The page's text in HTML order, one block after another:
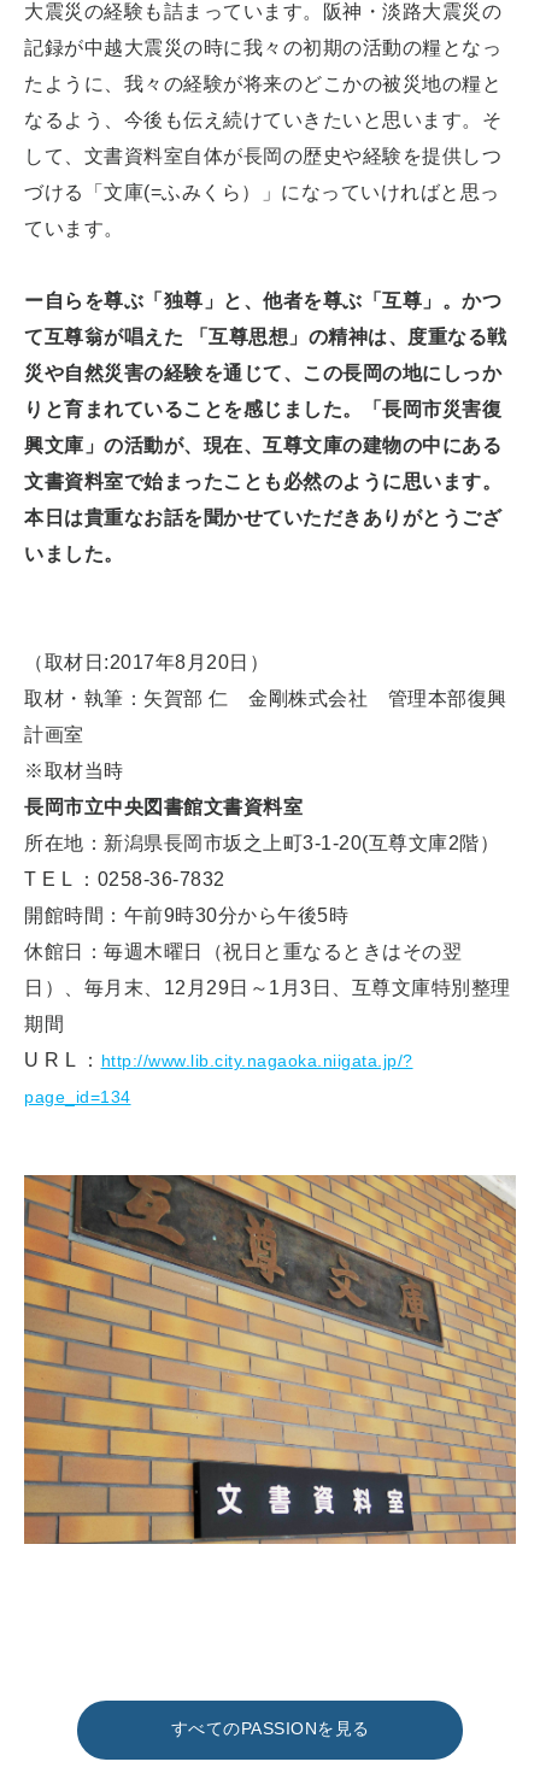
大震災の経験も詰まっています。阪神・淡路大震災の
記録が中越大震災の時に我々の初期の活動の糧となっ
たように、我々の経験が将来のどこかの被災地の糧と
なるよう、今後も伝え続けていきたいと思います。そ
して、文書資料室自体が長岡の歴史や経験を提供しつ
づける「文庫(=ふみくら）」になっていければと思っ
ています。
ー自らを尊ぶ「独尊」と、他者を尊ぶ「互尊」。かつ
て互尊翁が唱えた 「互尊思想」の精神は、度重なる戦
災や自然災害の経験を通じて、この長岡の地にしっか
りと育まれていることを感じました。「長岡市災害復
興文庫」の活動が、現在、互尊文庫の建物の中にある
文書資料室で始まったことも必然のように思います。
本日は貴重なお話を聞かせていただきありがとうござ
いました。
（取材日:2017年8月20日）
取材・執筆：矢賀部 仁 金剛株式会社 管理本部復興
計画室
※取材当時
長岡市立中央図書館文書資料室
所在地：新潟県長岡市坂之上町3-1-20(互尊文庫2階）
T E L ：0258-36-7832
開館時間：午前9時30分から午後5時
休館日：毎週木曜日（祝日と重なるときはその翌
日）、毎月末、12月29日～1月3日、互尊文庫特別整理
期間
U R L ： http://www.lib.city.nagaoka.niigata.jp/?
page_id=134
すべてのPASSIONを見る